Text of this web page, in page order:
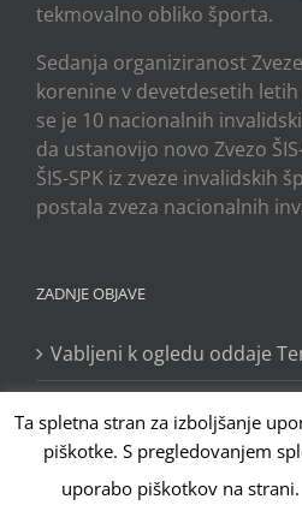
tekmovalno obliko športa.
Sedanja organiziranost
korenine v devetdesetih
se je 10 nacionalnih
da ustanovijo novo Zvezo
ŠIS-SPK iz zveze invalidskih
postala zveza nacionalnih
ZADNJE OBJAVE
Vabljeni k ogledu oddaje
Bron za slovenski par na
Laško bo leta 2027 gostilo
Ta spletna stran za izboljšanje
piškotke. S pregledovanjem
uporabo piškotkov na strani.